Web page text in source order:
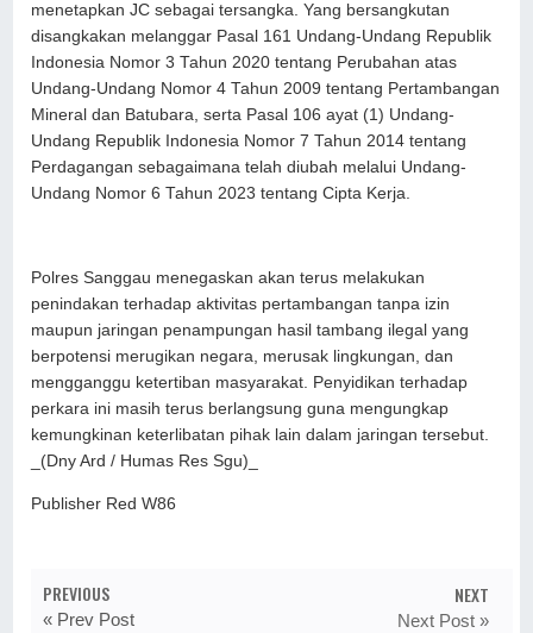
menetapkan JC sebagai tersangka. Yang bersangkutan
disangkakan melanggar Pasal 161 Undang-Undang Republik
Indonesia Nomor 3 Tahun 2020 tentang Perubahan atas
Undang-Undang Nomor 4 Tahun 2009 tentang Pertambangan
Mineral dan Batubara, serta Pasal 106 ayat (1) Undang-
Undang Republik Indonesia Nomor 7 Tahun 2014 tentang
Perdagangan sebagaimana telah diubah melalui Undang-
Undang Nomor 6 Tahun 2023 tentang Cipta Kerja.
Polres Sanggau menegaskan akan terus melakukan
penindakan terhadap aktivitas pertambangan tanpa izin
maupun jaringan penampungan hasil tambang ilegal yang
berpotensi merugikan negara, merusak lingkungan, dan
mengganggu ketertiban masyarakat. Penyidikan terhadap
perkara ini masih terus berlangsung guna mengungkap
kemungkinan keterlibatan pihak lain dalam jaringan tersebut.
_(Dny Ard / Humas Res Sgu)_
Publisher Red W86
PREVIOUS
« Prev Post
NEXT
Next Post »